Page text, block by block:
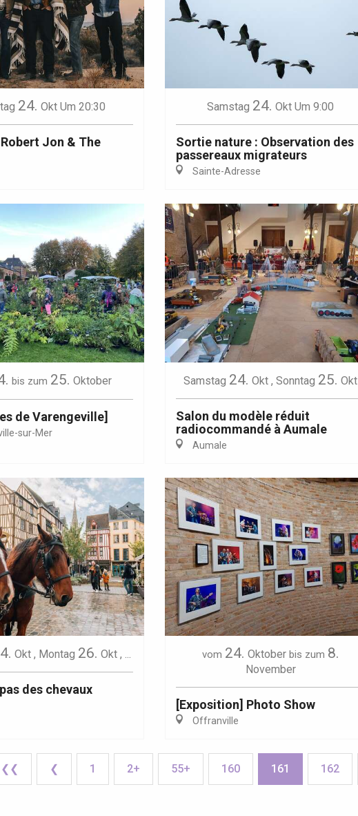
24. Okt Um 20:30
Jon & The
Samstag 24. Okt Um 9:00
Sortie nature : Observation des
passereaux migrateurs
Sainte-Adresse
bis zum 25. Oktober
de Varengeville]
sur-Mer
Samstag 24. Okt , Sonntag 25. Okt
Salon du modèle réduit
radiocommandé à Aumale
Aumale
Okt , Montag 26. Okt , ...
des chevaux
vom 24. Oktober bis zum 8.
November
[Exposition] Photo Show
Offranville
❮❮ ❮ 1 2+ 55+ 160 161 162